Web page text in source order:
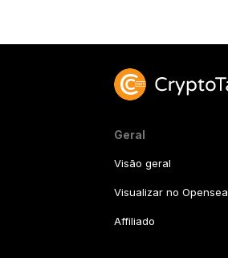
Geral
Visão geral
Visualizar no Opensea
Affiliado